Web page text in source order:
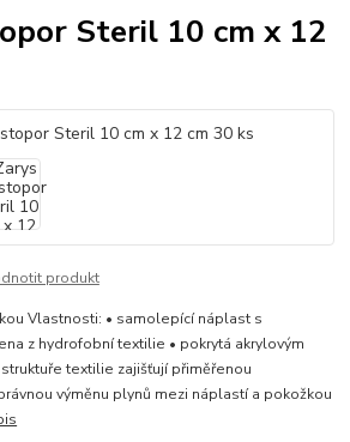
Steril 10 cm x 12
produkt
Vlastnosti: • samolepící náplast s
z hydrofobní textilie • pokrytá akrylovým
textilie zajišťují přiměřenou
výměnu plynů mezi náplastí a pokožkou